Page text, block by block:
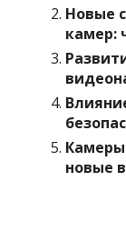
Новые
камер:
Камеры
новые